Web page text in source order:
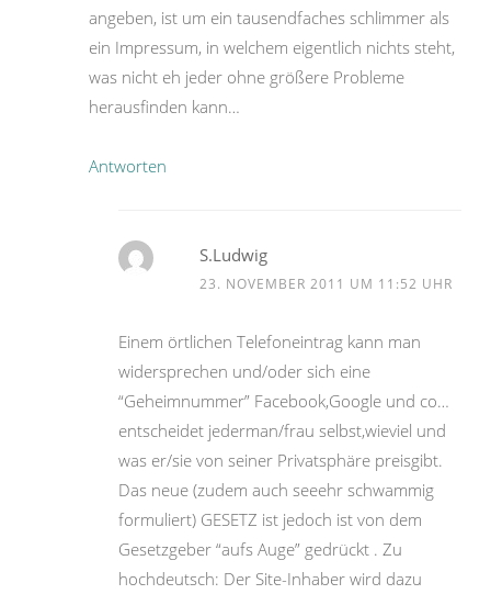
angeben, ist um ein tausendfaches schlimmer als
ein Impressum, in welchem eigentlich nichts steht,
was nicht eh jeder ohne größere Probleme
herausfinden kann…
Antworten
S.Ludwig
23. NOVEMBER 2011 UM 11:52 UHR
Einem örtlichen Telefoneintrag kann man
widersprechen und/oder sich eine
“Geheimnummer” Facebook,Google und co…
entscheidet jederman/frau selbst,wieviel und
was er/sie von seiner Privatsphäre preisgibt.
Das neue (zudem auch seeehr schwammig
formuliert) GESETZ ist jedoch ist von dem
Gesetzgeber “aufs Auge” gedrückt . Zu
hochdeutsch: Der Site-Inhaber wird dazu